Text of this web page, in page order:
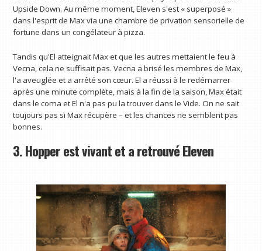
Upside Down. Au même moment, Eleven s'est « superposé »
dans l'esprit de Max via une chambre de privation sensorielle de
fortune dans un congélateur à pizza.
Tandis qu'El atteignait Max et que les autres mettaient le feu à
Vecna, cela ne suffisait pas. Vecna ​​a brisé les membres de Max,
l'a aveuglée et a arrêté son cœur. El a réussi à le redémarrer
après une minute complète, mais à la fin de la saison, Max était
dans le coma et El n'a pas pu la trouver dans le Vide. On ne sait
toujours pas si Max récupère – et les chances ne semblent pas
bonnes.
3. Hopper est vivant et a retrouvé Eleven